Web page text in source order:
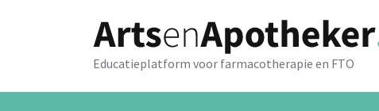
Educatieplatform voor farmacotherapie en FTO